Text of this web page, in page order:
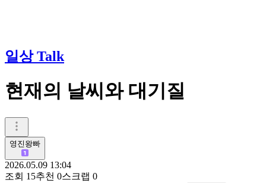
일상 Talk
현재의 날씨와 대기질
영진왕빠
2026.05.09 13:04
조회 15추천 0스크랩 0